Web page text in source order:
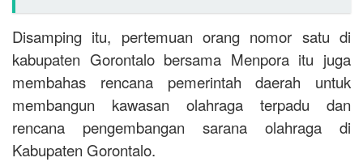
Disamping itu, pertemuan orang nomor satu di
kabupaten Gorontalo bersama Menpora itu juga
membahas rencana pemerintah daerah untuk
membangun kawasan olahraga terpadu dan
rencana pengembangan sarana olahraga di
Kabupaten Gorontalo.